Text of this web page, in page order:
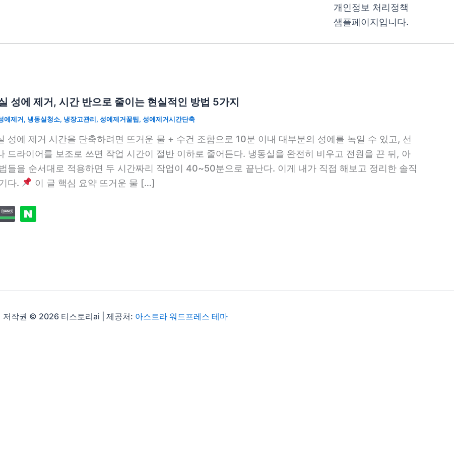
개인정보 처리정책
샘플페이지입니다.
성에 제거, 시간 반으로 줄이는 현실적인 방법 5가지
에제거, 냉동실청소, 냉장고관리, 성에제거꿀팁, 성에제거시간단축
성에 제거 시간을 단축하려면 뜨거운 물 + 수건 조합으로 10분 이내 대부분의 성에를 녹일 수 있고, 선
드라이어를 보조로 쓰면 작업 시간이 절반 이하로 줄어든다. 냉동실을 완전히 비우고 전원을 끈 뒤, 아
들을 순서대로 적용하면 두 시간짜리 작업이 40~50분으로 끝난다. 이게 내가 직접 해보고 정리한 솔직
다.
이 글 핵심 요약 뜨거운 물 […]
저작권 © 2026 티스토리ai | 제공처: 아스트라 워드프레스 테마